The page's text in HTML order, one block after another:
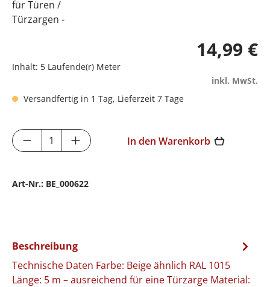
14,99 €
Inhalt: 5 Laufende(r) Meter
inkl. MwSt.
Versandfertig in 1 Tag, Lieferzeit 7 Tage
Produkt Anzahl: Gib den gewünschten
In den Warenkorb
Art-Nr.: BE_000622
Beschreibung
Technische Daten Farbe: Beige ähnlich RAL 1015
Länge: 5 m – ausreichend für eine Türzarge Material: